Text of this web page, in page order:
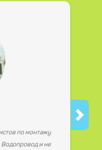
по монтажу
Водопровод и не